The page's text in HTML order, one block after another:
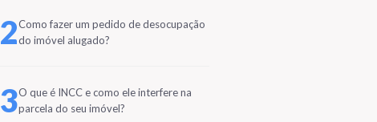
2Como fazer um pedido de desocupação
do imóvel alugado?
3O que é INCC e como ele interfere na
parcela do seu imóvel?